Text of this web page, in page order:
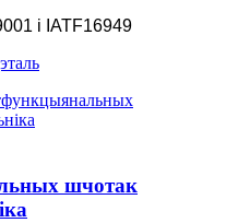
і IATF16949
шчотак